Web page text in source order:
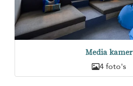
Media kamer
4 foto's